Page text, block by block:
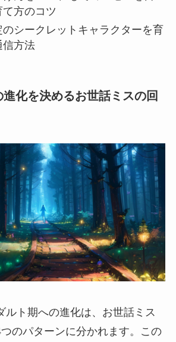
方のコツ
のシークレットキャラクターを育
信方法
化を決めるお世話ミスの回
ルト期への進化は、お世話ミス
のパターンに分かれます。この